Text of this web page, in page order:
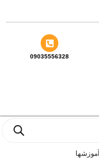
09035556328
آموزشها